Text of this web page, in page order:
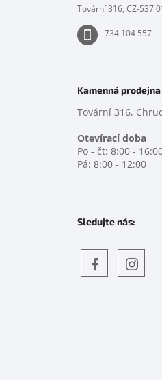
Tovární 316, CZ-537
734 104 557
Kamenná prodejna
Tovární 316,
Otevírací doba
Po - čt: 8:00 -
Pá: 8:00 - 12:00
Sledujte nás: